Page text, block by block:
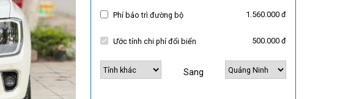
Phí bảo trì đường bộ 1.560.000 đ
Ước tính chi phí đổi biển 500.000 đ
Sang